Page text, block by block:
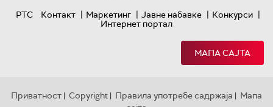
РТС
Контакт | Маркетинг | Јавне набавке | Конкурси |
Интернет портал
МАПА САЈТА
Приватност | Copyright | Правила употребе садржаја | Мапа